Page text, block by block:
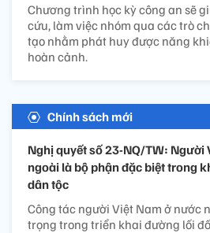
Chương trình học kỳ công an sẽ
cứu, làm việc nhóm qua các trò
tạo nhằm phát huy được năng
hoàn cảnh.
Chính sách mới
Nghị quyết số 23-NQ/TW: Người
ngoài là bộ phận đặc biệt trong
dân tộc
Công tác người Việt Nam ở nước
trọng trong triển khai đường lối